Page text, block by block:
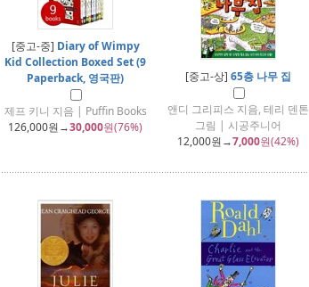
[중고-중] Diary of Wimpy
Kid Collection Boxed Set (9
Paperback, 영국판)
제프 키니 지음 | Puffin Books
126,000원→30,000원(76%)
[중고-상] 65층 나무 집
앤디 그리피스 지음, 테리 덴톤
그림 | 시공주니어
12,000원→7,000원(42%)